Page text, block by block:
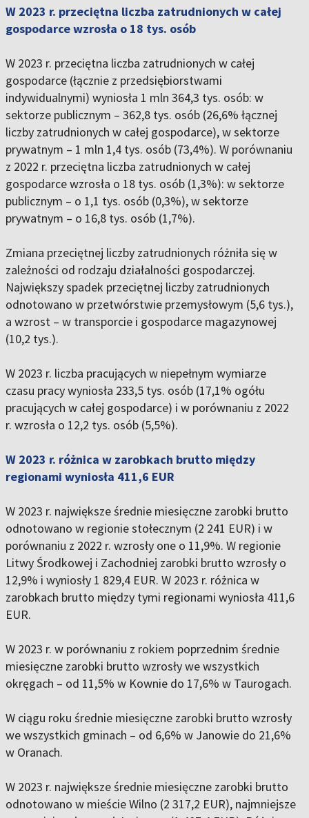
W 2023 r. przeciętna liczba zatrudnionych w całej
gospodarce wzrosła o 18 tys. osób
W 2023 r. przeciętna liczba zatrudnionych w całej
gospodarce (łącznie z przedsiębiorstwami
indywidualnymi) wyniosła 1 mln 364,3 tys. osób: w
sektorze publicznym – 362,8 tys. osób (26,6% łącznej
liczby zatrudnionych w całej gospodarce), w sektorze
prywatnym – 1 mln 1,4 tys. osób (73,4%). W porównaniu
z 2022 r. przeciętna liczba zatrudnionych w całej
gospodarce wzrosła o 18 tys. osób (1,3%): w sektorze
publicznym – o 1,1 tys. osób (0,3%), w sektorze
prywatnym – o 16,8 tys. osób (1,7%).
Zmiana przeciętnej liczby zatrudnionych różniła się w
zależności od rodzaju działalności gospodarczej.
Największy spadek przeciętnej liczby zatrudnionych
odnotowano w przetwórstwie przemysłowym (5,6 tys.),
a wzrost – w transporcie i gospodarce magazynowej
(10,2 tys.).
W 2023 r. liczba pracujących w niepełnym wymiarze
czasu pracy wyniosła 233,5 tys. osób (17,1% ogółu
pracujących w całej gospodarce) i w porównaniu z 2022
r. wzrosła o 12,2 tys. osób (5,5%).
W 2023 r. różnica w zarobkach brutto między
regionami wyniosła 411,6 EUR
W 2023 r. największe średnie miesięczne zarobki brutto
odnotowano w regionie stołecznym (2 241 EUR) i w
porównaniu z 2022 r. wzrosły one o 11,9%. W regionie
Litwy Środkowej i Zachodniej zarobki brutto wzrosły o
12,9% i wyniosły 1 829,4 EUR. W 2023 r. różnica w
zarobkach brutto między tymi regionami wyniosła 411,6
EUR.
W 2023 r. w porównaniu z rokiem poprzednim średnie
miesięczne zarobki brutto wzrosły we wszystkich
okręgach – od 11,5% w Kownie do 17,6% w Taurogach.
W ciągu roku średnie miesięczne zarobki brutto wzrosły
we wszystkich gminach – od 6,6% w Janowie do 21,6%
w Oranach.
W 2023 r. największe średnie miesięczne zarobki brutto
odnotowano w mieście Wilno (2 317,2 EUR), najmniejsze